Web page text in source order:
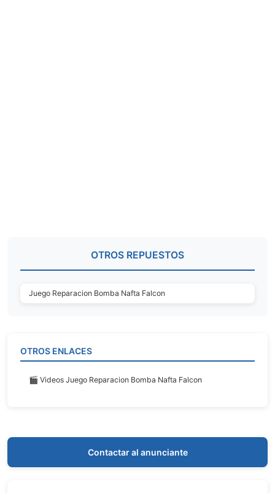
OTROS REPUESTOS
Juego Reparacion Bomba Nafta Falcon
OTROS ENLACES
🎬 Videos Juego Reparacion Bomba Nafta Falcon
Contactar al anunciante